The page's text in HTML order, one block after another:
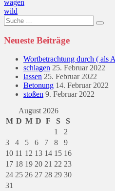
Beitragsnavigation
wagen
wild
Suche
nach:
Neueste Beiträge
Wortbetrachtung durch ( als
schlagen 25. Februar 2022
lassen 25. Februar 2022
Betonung 14. Februar 2022
stoßen 9. Februar 2022
August 2026
M D M D F S
S
1
2
3
4 5 6 7 8
9
10 11 12 13 14 15 16
17 18 19 20 21 22 23
24 25 26 27 28 29 30
31